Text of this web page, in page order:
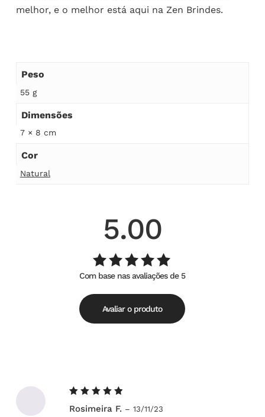
melhor, e o melhor está aqui na Zen Brindes.
Peso
55 g
Dimensões
7 × 8 cm
Cor
Natural
5.00
Avaliação
5.00de
5
Com base nas avaliações de 5
Avaliar o produto
5de 5
Rosimeira F. – 13/11/23